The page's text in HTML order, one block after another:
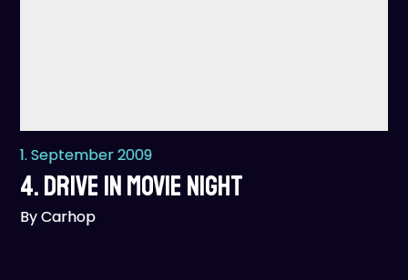
1. September 2009
4. Drive In Movie Night
By Carhop